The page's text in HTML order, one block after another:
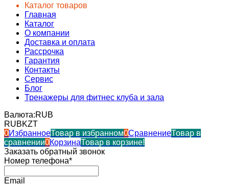
Каталог товаров
Главная
Каталог
О компании
Доставка и оплата
Рассрочка
Гарантия
Контакты
Сервис
Блог
Тренажеры для фитнес клуба и зала
Валюта:RUB
RUBKZT
0ИзбранноеТовар в избранном0СравнениеТовар в
сравнении0КорзинаТовар в корзине!
Заказать обратный звонок
Номер телефона*
Email